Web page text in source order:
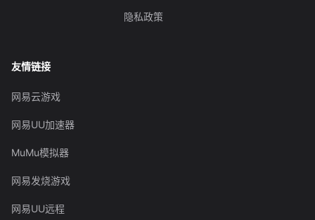
隐私政策
友情链接
网易云游戏
网易UU加速器
MuMu模拟器
网易发烧游戏
网易UU远程